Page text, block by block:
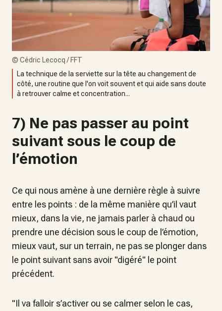
© Cédric Lecocq / FFT
La technique de la serviette sur la tête au changement de
côté, une routine que l'on voit souvent et qui aide sans doute
à retrouver calme et concentration...
7) Ne pas passer au point
suivant sous le coup de
l’émotion
Ce qui nous amène à une dernière règle à suivre
entre les points : de la même manière qu’il vaut
mieux, dans la vie, ne jamais parler à chaud ou
prendre une décision sous le coup de l’émotion,
mieux vaut, sur un terrain, ne pas se plonger dans
le point suivant sans avoir "digéré" le point
précédent.
"Il va falloir s’activer ou se calmer selon le cas,